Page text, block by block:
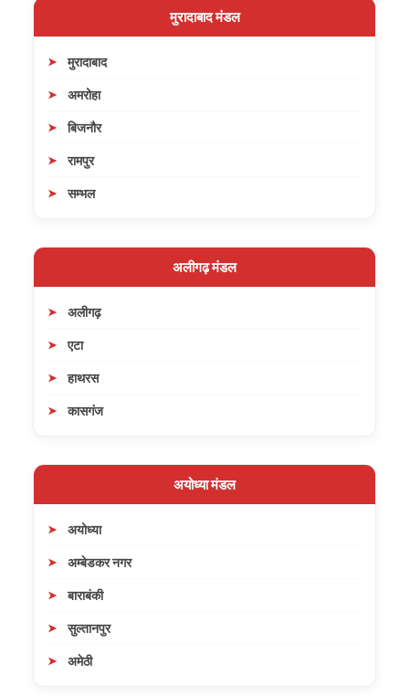
मुरादाबाद मंडल
मुरादाबाद
अमरोहा
बिजनौर
रामपुर
सम्भल
अलीगढ़ मंडल
अलीगढ़
एटा
हाथरस
कासगंज
अयोध्या मंडल
अयोध्या
अम्बेडकर नगर
बाराबंकी
सुल्तानपुर
अमेठी